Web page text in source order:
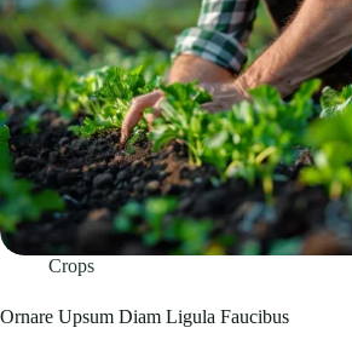
Crops
Ornare Upsum Diam Ligula Faucibus